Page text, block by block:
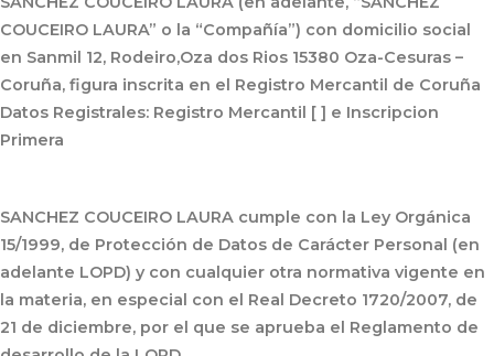
COUCEIRO LAURA” o la “Compañía”) con domicilio social
en Sanmil 12, Rodeiro,Oza dos Rios 15380 Oza-Cesuras –
Coruña, figura inscrita en el Registro Mercantil de Coruña
Datos Registrales: Registro Mercantil [ ] e Inscripcion
Primera
SANCHEZ COUCEIRO LAURA cumple con la Ley Orgánica
15/1999, de Protección de Datos de Carácter Personal (en
adelante LOPD) y con cualquier otra normativa vigente en
la materia, en especial con el Real Decreto 1720/2007, de
21 de diciembre, por el que se aprueba el Reglamento de